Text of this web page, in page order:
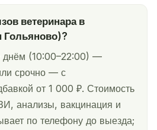
ветеринара в
Гольяново)?
днём (10:00–22:00) —
срочно — с
от 1 000 ₽. Стоимость
анализы, вакцинация и
по телефону до выезда;